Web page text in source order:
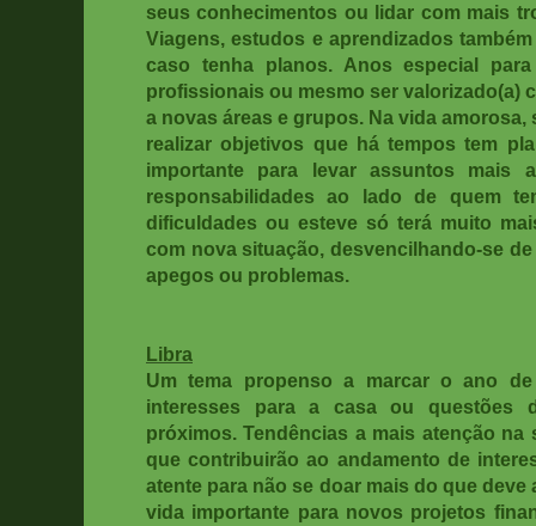
seus conhecimentos ou lidar com mais
Viagens, estudos e aprendizados
caso tenha planos. Anos especial
profissionais ou mesmo ser valorizado(a)
a novas áreas e grupos. Na vida
realizar objetivos que há tempos tem
importante para levar assuntos mais
responsabilidades ao lado de quem
dificuldades ou esteve só terá muito
com nova situação, desvencilhando-se
apegos ou problemas.
Libra
Um tema propenso a marcar o ano
interesses para a casa ou questões
próximos. Tendências a mais atenção
que contribuirão ao andamento de
atente para não se doar mais do que
vida importante para novos projetos